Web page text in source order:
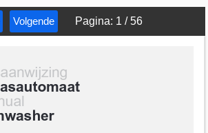
Volgende Pagina: 1 /56